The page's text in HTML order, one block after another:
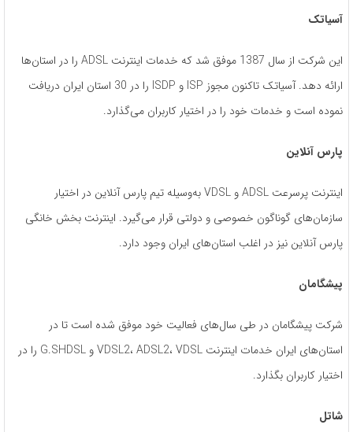
آسیاتک
این شرکت از سال 1387 موفق شد که خدمات اینترنت ADSL را در استان‌ها
ارائه دهد. آسیاتک تاکنون مجوز ISP و ISDP را در 30 استان ایران دریافت
نموده است و خدمات خود را در اختیار کاربران می‌گذارد.
پارس آنلاین
اینترنت پرسرعت ADSL و VDSL به‌وسیله تیم پارس آنلاین در اختیار
سازمان‌های گوناگون خصوصی و دولتی قرار می‌گیرد. اینترنت بخش خانگی
پارس آنلاین نیز در اغلب استان‌های ایران وجود دارد.
پیشگامان
شرکت پیشگامان در طی سال‌های فعالیت خود موفق شده است تا در
استان‌های ایران خدمات اینترنت VDSL2، ADSL2، VDSL و G.SHDSL را در
اختیار کاربران بگذارد.
شاتل